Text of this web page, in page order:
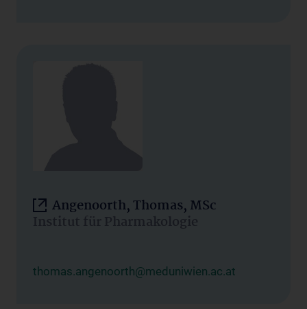
Angenoorth, Thomas, MSc
Institut für Pharmakologie
thomas.angenoorth@meduniwien.ac.at